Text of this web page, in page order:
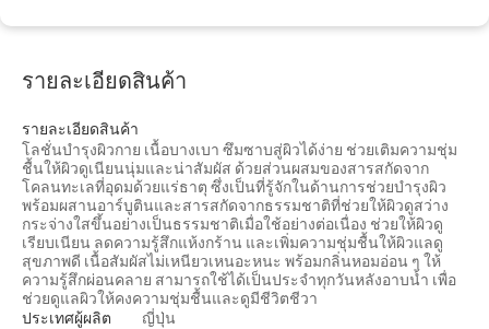
รายละเอียดสินค้า
รายละเอียดสินค้า
โลชั่นบำรุงผิวกาย เนื้อบางเบา ซึมซาบสู่ผิวได้ง่าย ช่วยเติมความชุ่ม
ชื้นให้ผิวดูเนียนนุ่มและน่าสัมผัส ด้วยส่วนผสมของสารสกัดจาก
โคลนทะเลที่อุดมด้วยแร่ธาตุ ซึ่งเป็นที่รู้จักในด้านการช่วยบำรุงผิว
พร้อมผสานอาร์บูตินและสารสกัดจากธรรมชาติที่ช่วยให้ผิวดูสว่าง
กระจ่างใสขึ้นอย่างเป็นธรรมชาติเมื่อใช้อย่างต่อเนื่อง ช่วยให้ผิวดู
เรียบเนียน ลดความรู้สึกแห้งกร้าน และเพิ่มความชุ่มชื้นให้ผิวแลดู
สุขภาพดี เนื้อสัมผัสไม่เหนียวเหนอะหนะ พร้อมกลิ่นหอมอ่อน ๆ ให้
ความรู้สึกผ่อนคลาย สามารถใช้ได้เป็นประจำทุกวันหลังอาบน้ำ เพื่อ
ช่วยดูแลผิวให้คงความชุ่มชื้นและดูมีชีวิตชีวา
ประเทศผู้ผลิต
ญี่ปุ่น